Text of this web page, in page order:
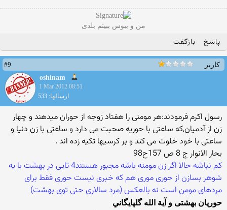
من و ببوس ببینم بلدی
پاسخ بازگفت
کاربر
#9
oshinam
1 Mar 2012 08:51
ارسالها: 533
رسول اکرم فرمودند:هر مومنی را هفتاد زوجه از حوران میدهند و چهار
زن از آدمیان,که ساعتی با حوریه صحبت می دارد و ساعتی با زن دنیا و
ساعتی با خود خلوت می کند و بر کرسیها تکیه زده اند .
بحار الانوار ج 8 ص 157ح98
کم نباشه حالا اگر زن مومنه باشه مجبور هستند4 تایی در بهشت با یه
شوهر بسازن از حوری موری هم که خبری نیست حوری فقط برای
مردهای مومن است نه بالعکس (مرد سالاری حتی توی بهشت)
حوریان بهشتی و آية‌ الله‌ گلپايگاني‌